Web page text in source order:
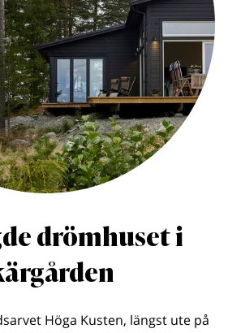
drömhuset i
Höga Kusten, längst ute på